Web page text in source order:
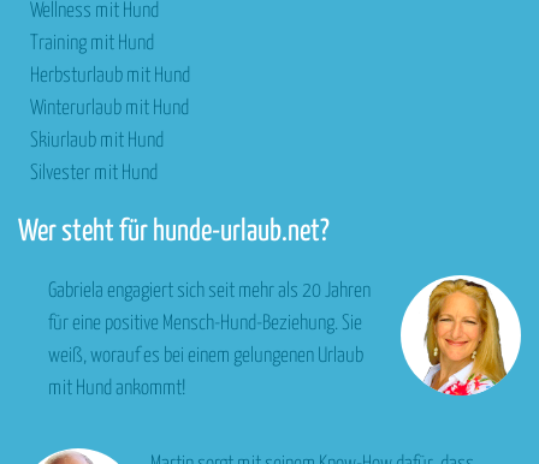
Wellness mit Hund
Training mit Hund
Herbsturlaub mit Hund
Winterurlaub mit Hund
Skiurlaub mit Hund
Silvester mit Hund
Wer steht für hunde-urlaub.net?
Gabriela engagiert sich seit mehr als 20 Jahren
für eine positive Mensch-Hund-Beziehung. Sie
weiß, worauf es bei einem gelungenen Urlaub
mit Hund ankommt!